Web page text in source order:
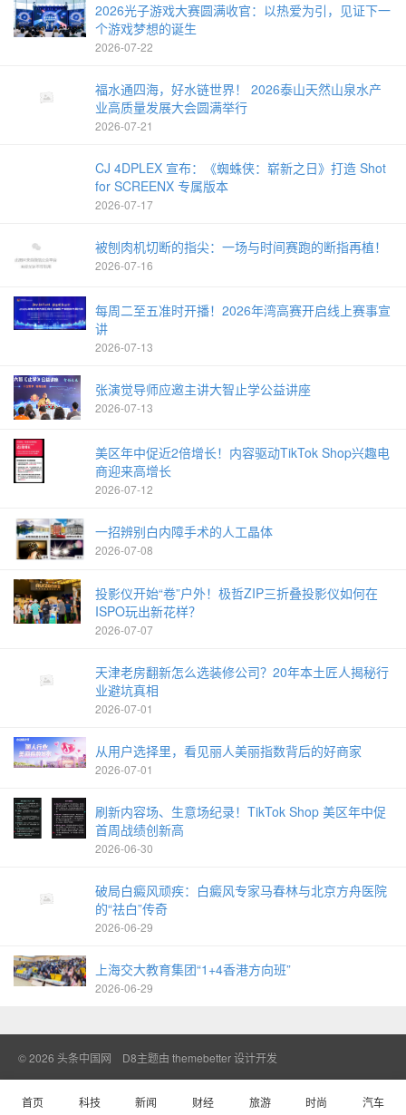
2026光子游戏大赛圆满收官：以热爱为引，见证下一
个游戏梦想的诞生
2026-07-22
福水通四海，好水链世界！ 2026泰山天然山泉水产
业高质量发展大会圆满举行
2026-07-21
CJ 4DPLEX 宣布：《蜘蛛侠：崭新之日》打造 Shot
for SCREENX 专属版本
2026-07-17
被刨肉机切断的指尖：一场与时间赛跑的断指再植！
2026-07-16
每周二至五准时开播！2026年湾高赛开启线上赛事宣
讲
2026-07-13
张演觉导师应邀主讲大智止学公益讲座
2026-07-13
美区年中促近2倍增长！内容驱动TikTok Shop兴趣电
商迎来高增长
2026-07-12
一招辨别白内障手术的人工晶体
2026-07-08
投影仪开始“卷”户外！极哲ZIP三折叠投影仪如何在
ISPO玩出新花样？
2026-07-07
天津老房翻新怎么选装修公司？20年本土匠人揭秘行
业避坑真相
2026-07-01
从用户选择里，看见丽人美丽指数背后的好商家
2026-07-01
刷新内容场、生意场纪录！TikTok Shop 美区年中促
首周战绩创新高
2026-06-30
破局白癜风顽疾：白癜风专家马春林与北京方舟医院
的“祛白”传奇
2026-06-29
上海交大教育集团“1+4香港方向班”
2026-06-29
© 2026 头条中国网 D8主题由 themebetter设计开发
首页 科技 新闻 财经 旅游 时尚 汽车